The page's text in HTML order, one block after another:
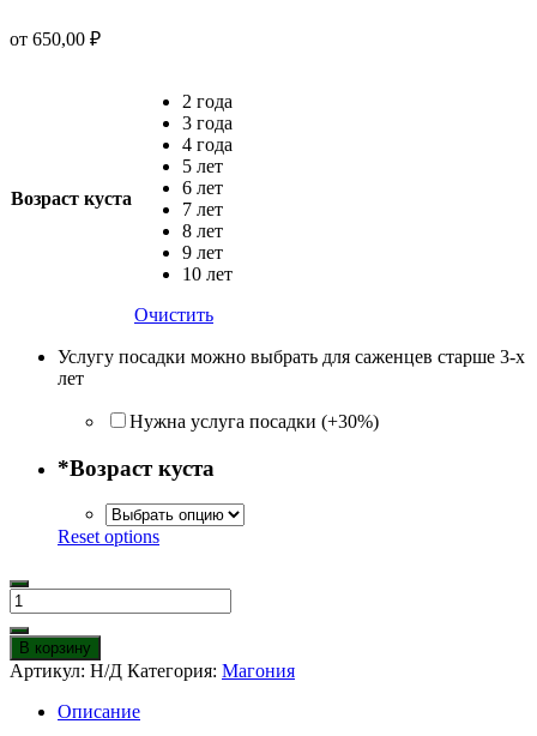
от 650,00 ₽
Возраст куста
2 года
3 года
4 года
5 лет
6 лет
7 лет
8 лет
9 лет
10 лет
Очистить
Услугу посадки можно выбрать для саженцев старше 3-х
лет
Нужна услуга посадки (+30%)
*Возраст куста
Reset options
Количество
товара
Магония
Аполло
В корзину
Артикул: Н/Д Категория: Магония
Описание